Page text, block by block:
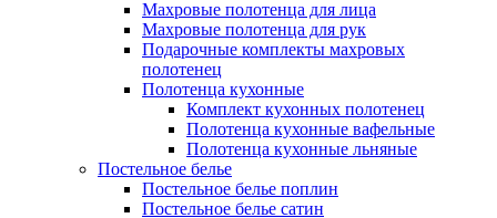
Махровые полотенца для лица
Махровые полотенца для рук
Подарочные комплекты махровых
полотенец
Полотенца кухонные
Комплект кухонных полотенец
Полотенца кухонные вафельные
Полотенца кухонные льняные
Постельное белье
Постельное белье поплин
Постельное белье сатин